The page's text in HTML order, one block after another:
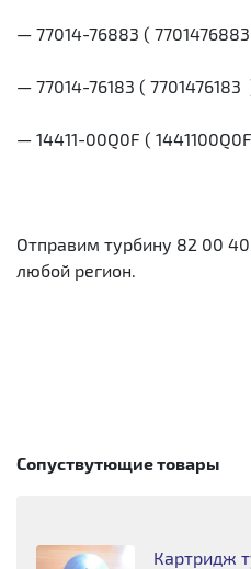
— 77014-76883 (
— 77014-76183 ( 7701476183
— 14411-00Q0F (
Отправим турбину 82 00
любой регион.
Сопуствутющие товары
Картридж